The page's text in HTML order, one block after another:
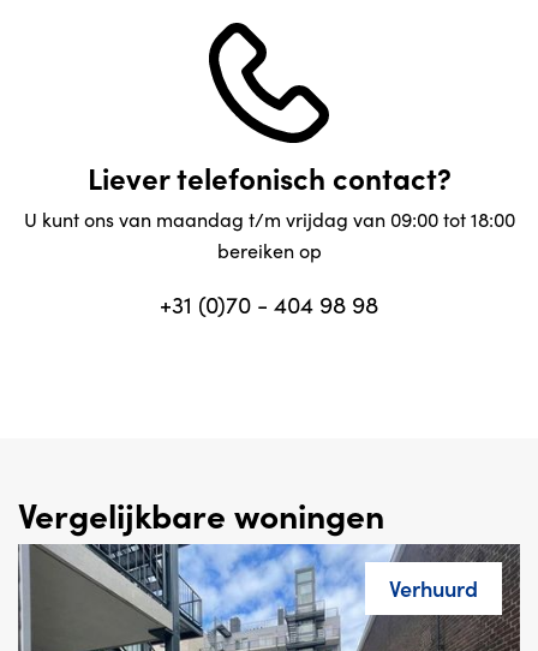
Liever telefonisch contact?
U kunt ons van maandag t/m vrijdag van 09:00 tot 18:00
bereiken op
+31 (0)70 - 404 98 98
Vergelijkbare woningen
Verhuurd